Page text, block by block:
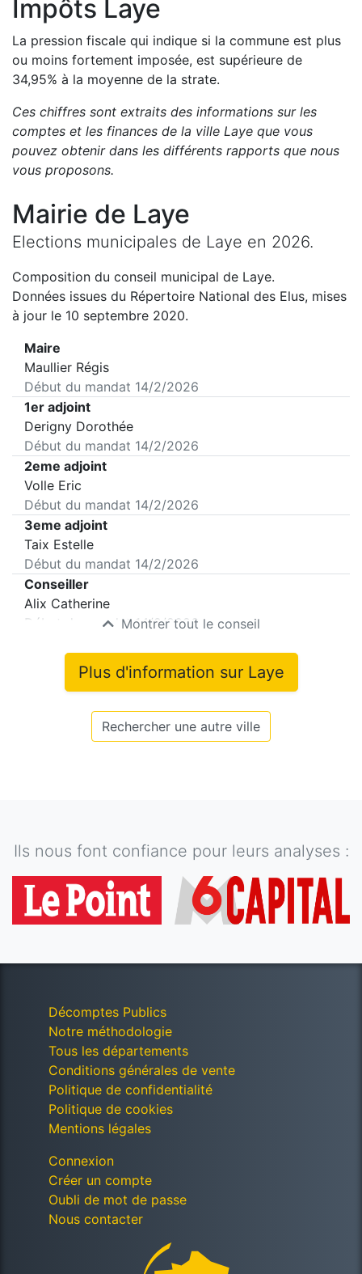
Impôts Laye
La pression fiscale qui indique si la commune est plus
ou moins fortement imposée, est supérieure de
34,95% à la moyenne de la strate.
Ces chiffres sont extraits des informations sur les
comptes et les finances de la ville Laye que vous
pouvez obtenir dans les différents rapports que nous
vous proposons.
Mairie de Laye
Elections municipales de Laye en 2026.
Composition du conseil municipal de Laye.
Données issues du Répertoire National des Elus, mises
à jour le 10 septembre 2020.
Maire
Maullier Régis
Début du mandat 14/2/2026
1er adjoint
Derigny Dorothée
Début du mandat 14/2/2026
2eme adjoint
Volle Eric
Début du mandat 14/2/2026
3eme adjoint
Taix Estelle
Début du mandat 14/2/2026
Conseiller
Alix Catherine
Début du mandat14/2/2026
Montrer tout le conseil
Plus d'information sur Laye
Rechercher une autre ville
Ils nous font confiance pour leurs analyses :
Décomptes Publics
Notre méthodologie
Tous les départements
Conditions générales de vente
Politique de confidentialité
Politique de cookies
Mentions légales
Connexion
Créer un compte
Oubli de mot de passe
Nous contacter